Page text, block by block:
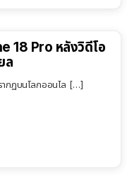
18 Pro หลังวิดีโอ
ล
กฏบนโลกออนไล […]